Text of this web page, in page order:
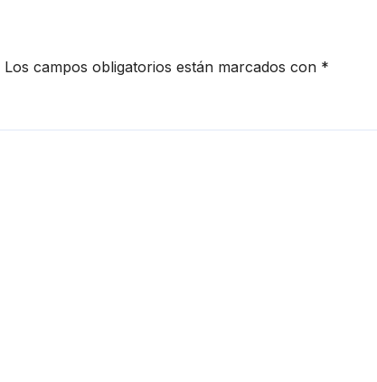
Los campos obligatorios están marcados con *